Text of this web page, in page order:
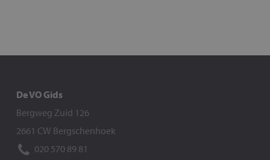
De VO Gids
Bergweg Zuid 126
2661 CW Bergschenhoek
020 570 89 81